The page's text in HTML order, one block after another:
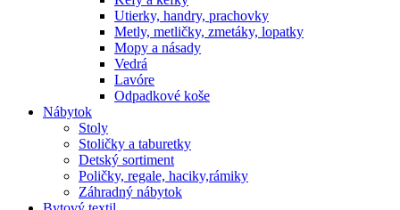
Utierky, handry, prachovky
Metly, metličky, zmetáky, lopatky
Mopy a násady
Vedrá
Lavóre
Odpadkové koše
Nábytok
Stoly
Stoličky a taburetky
Detský sortiment
Poličky, regale, haciky,rámiky
Záhradný nábytok